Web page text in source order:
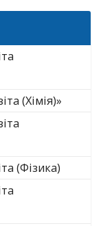
(Хімія)»
(Фізика)